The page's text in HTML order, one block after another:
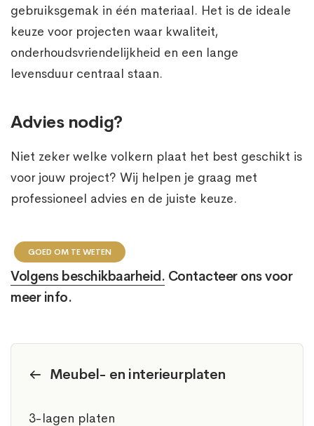
Meubel- en interieurplaten
3-lagen platen
gebruiksgemak in één materiaal. Het is de ideale
keuze voor projecten waar kwaliteit,
onderhoudsvriendelijkheid en een lange
levensduur centraal staan.
Advies nodig?
Niet zeker welke volkern plaat het best geschikt is
voor jouw project? Wij helpen je graag met
professioneel advies en de juiste keuze.
GOED OM TE WETEN
Volgens beschikbaarheid. Contacteer ons voor
meer info.